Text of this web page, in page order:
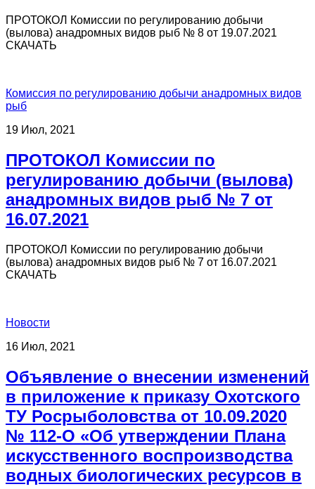
ПРОТОКОЛ Комиссии по регулированию добычи
(вылова) анадромных видов рыб № 8 от 19.07.2021
СКАЧАТЬ
Комиссия по регулированию добычи анадромных видов
рыб
19 Июл, 2021
ПРОТОКОЛ Комиссии по
регулированию добычи (вылова)
анадромных видов рыб № 7 от
16.07.2021
ПРОТОКОЛ Комиссии по регулированию добычи
(вылова) анадромных видов рыб № 7 от 16.07.2021
СКАЧАТЬ
Новости
16 Июл, 2021
Объявление о внесении изменений
в приложение к приказу Охотского
ТУ Росрыболовства от 10.09.2020
№ 112-О «Об утверждении Плана
искусственного воспроизводства
водных биологических ресурсов в